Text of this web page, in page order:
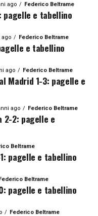
ago Federico Beltrame
pagelle e tabellino
ago Federico Beltrame
e tabellino
ago Federico Beltrame
Madrid 1-3: pagelle e
ago Federico Beltrame
2-2: pagelle e
Beltrame
pagelle e tabellino
Beltrame
pagelle e tabellino
Federico Beltrame